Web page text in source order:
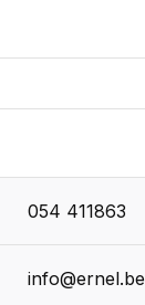
054 411863
info@ernel.be